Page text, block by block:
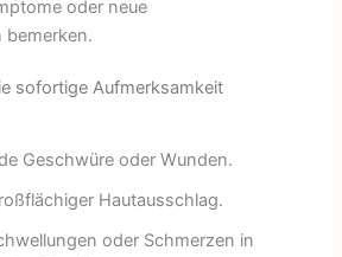
oder neue
bemerken.
sofortige Aufmerksamkeit
Geschwüre oder Wunden.
Hautausschlag.
oder Schmerzen in